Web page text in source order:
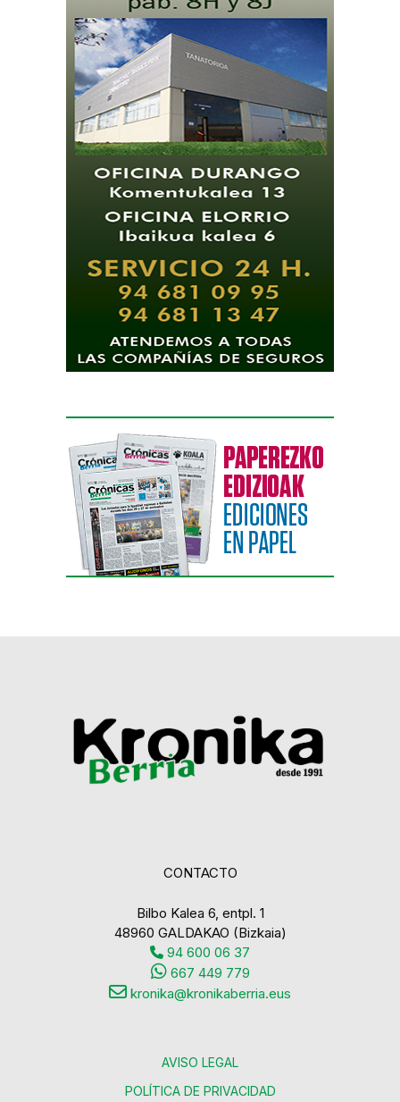
CONTACTO
Bilbo Kalea 6, entpl. 1
48960 GALDAKAO (Bizkaia)
94 600 06 37
667 449 779
kronika@kronikaberria.eus
AVISO LEGAL
POLÍTICA DE PRIVACIDAD